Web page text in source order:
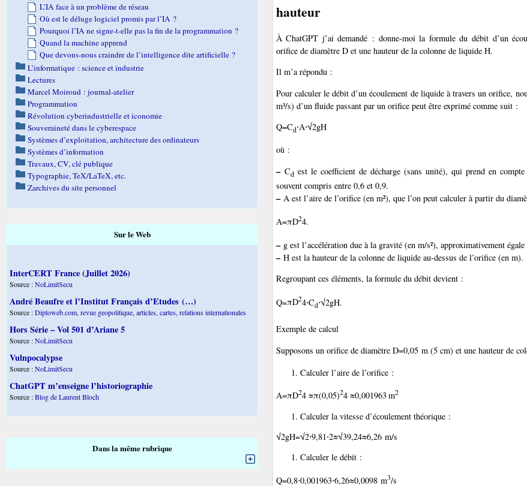
hauteur
À ChatGPT j’ai demandé : donne-moi la formule du débit d’un
orifice de diamètre D et une hauteur de la colonne de liquide H.
Il m’a répondu :
Pour calculer le débit d’un écoulement de liquide à travers un orifice,
m³/s) d’un fluide passant par un orifice peut être exprimé comme suit :
Q=Cd⋅A⋅√2gH
où :
–Cd est le coefficient de décharge (sans unité), qui prend en
souvent compris entre 0,6 et 0,9.
–A est l’aire de l’orifice (en m²), que l’on peut calculer à partir du
A=πD24.
–g est l’accélération due à la gravité (en m/s²), approximativement
–H est la hauteur de la colonne de liquide au-dessus de l’orifice (en m).
Regroupant ces éléments, la formule du débit devient :
Q=πD24⋅Cd⋅√2gH.
Exemple de calcul
Supposons un orifice de diamètre D=0,05 m (5 cm) et une hauteur de
Calculer l’aire de l’orifice :
A=πD24≈π(0,05)24≈0,001963 m2
Calculer la vitesse d’écoulement théorique :
√2gH=√2⋅9,81⋅2≈√39,24≈6,26 m/s
Calculer le débit :
Q=0,8⋅0,001963⋅6,26≈0,0098 m3/s
L’IA face à un problème de réseau
Où est le déluge logiciel promis par l’IA ?
Pourquoi l’IA ne signe-t-elle pas la fin de la programmation ?
Quand la machine apprend
Que devons-nous craindre de l’intelligence dite artificielle ?
L’informatique : science et industrie
Lectures
Marcel Moiroud : journal-atelier
Programmation
Révolution cyberindustrielle et iconomie
Souveraineté dans le cyberespace
Systèmes d’exploitation, architecture des ordinateurs
Systèmes d’information
Travaux, CV, clé publique
Typographie, TeX/LaTeX, etc.
Zarchives du site personnel
Sur le Web
InterCERT France (Juillet 2026)
Source :NoLimitSecu
André Beaufre et l’Institut Français d’Etudes (…)
Source :Diploweb.com, revue geopolitique, articles, cartes, relations internationales
Hors Série – Vol 501 d’Ariane 5
Source :NoLimitSecu
Vulnpocalypse
Source :NoLimitSecu
ChatGPT m’enseigne l’historiographie
Source :Blog de Laurent Bloch
Dans la même rubrique